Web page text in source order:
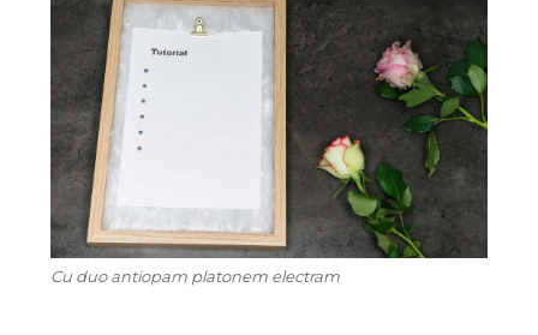
Cu duo antiopam platonem electram